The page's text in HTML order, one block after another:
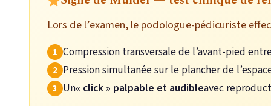
Lors de l’examen, le podologue-pédicuriste
Compression transversale de l’avant-pied
Pression simultanée sur le plancher de
Un« click » palpable et audibleavec